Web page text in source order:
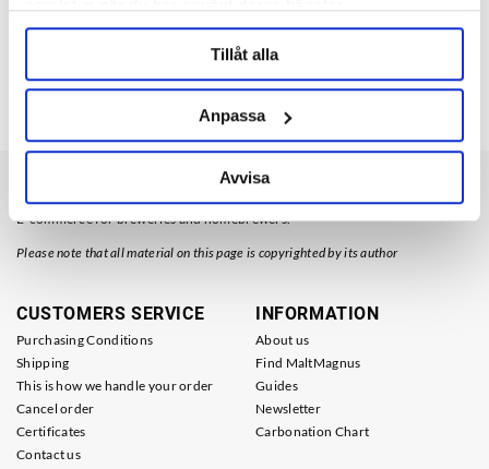
Tillåt alla
Anpassa
Avvisa
Reviews
Ask about product
E-commerce for breweries and homebrewers.
Please note that all material on this page is copyrighted by its author
CUSTOMERS SERVICE
Purchasing Conditions
Shipping
This is how we handle your order
Cancel order
Certificates
Contact us
INFORMATION
About us
Find MaltMagnus
Guides
Newsletter
Carbonation Chart